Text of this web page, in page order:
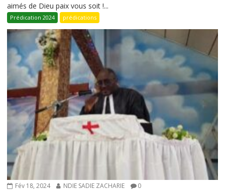
aimés de Dieu paix vous soit !...
Prédication 2024 prédications
Fév 18, 2024 NDIE SADIE ZACHARIE 0